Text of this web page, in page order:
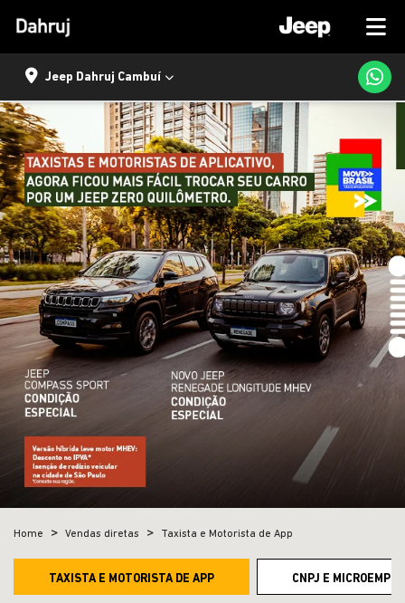
Jeep Dahruj Cambuí
Home Vendas diretas Taxista e Motorista de App
CNPJ E
TAXISTA E MOTORISTA DE APP